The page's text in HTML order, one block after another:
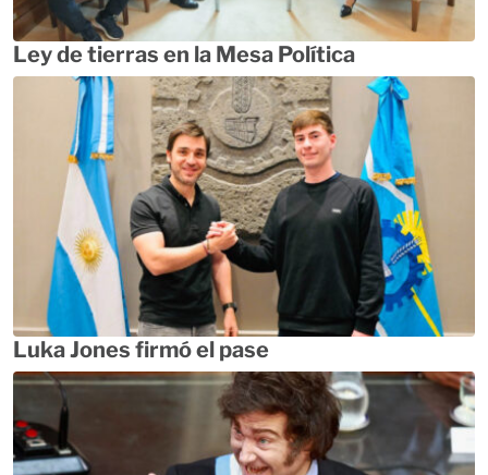
Ley de tierras en la Mesa Política
Luka Jones firmó el pase